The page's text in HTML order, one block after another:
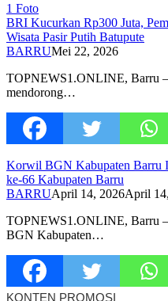
1 Foto
BRI Kucurkan Rp300 Juta,
Wisata Pasir Putih Batupute
BARRUMei 22, 2026
TOPNEWS1.ONLINE, Barru –
mendorong…
Korwil BGN Kabupaten Barru
ke-66 Kabupaten Barru
BARRUApril 14, 2026April
TOPNEWS1.ONLINE, Barru
BGN Kabupaten…